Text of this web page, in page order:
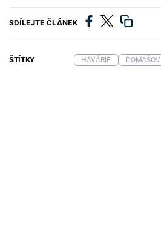
SDÍLEJTE ČLÁNEK
ŠTÍTKY HAVÁRIE DOMAŠOV